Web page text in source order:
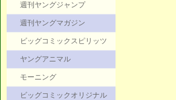
週刊ヤングジャンプ
週刊ヤングマガジン
ビッグコミックスピリッツ
ヤングアニマル
モーニング
ビッグコミックオリジナル